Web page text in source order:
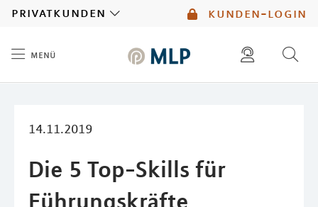
kunden-login
privatkunden
menü
14.11.2019
Die 5 Top-Skills für
Führungskräfte